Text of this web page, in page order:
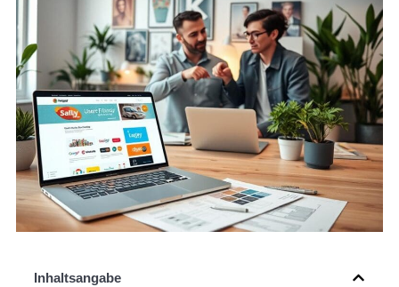
Inhaltsangabe